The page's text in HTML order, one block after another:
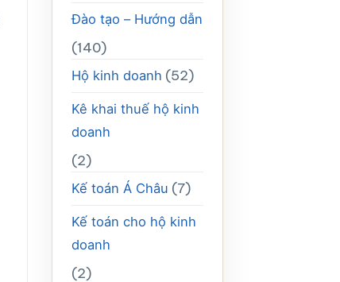
Đào tạo – Hướng dẫn
(140)
Hộ kinh doanh (52)
Kê khai thuế hộ kinh
doanh
(2)
Kế toán Á Châu (7)
Kế toán cho hộ kinh
doanh
(2)